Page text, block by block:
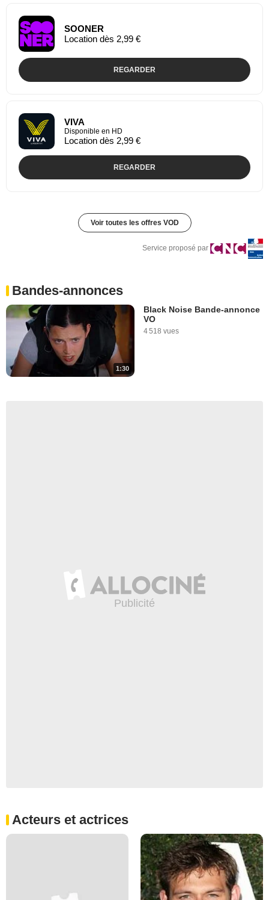
SOONER
Location dès 2,99 €
REGARDER
VIVA
Disponible en HD
Location dès 2,99 €
REGARDER
Voir toutes les offres VOD
Service proposé par
Bandes-annonces
1:30
Black Noise Bande-annonce
VO
4 518 vues
Acteurs et actrices